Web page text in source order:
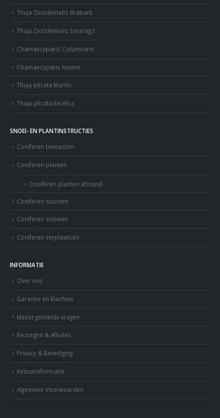
Thuja Occidentalis Brabant
Thuja Occidentalis Smaragd
Chamaecyparis Columnaris
Chamaecyparis Ivonne
Thuja plicata Martin
Thuja plicata Excelsa
SNOEI- EN PLANTINSTRUCTIES
Coniferen bemesten
Coniferen planten
Coniferen planten afstand
Coniferen soorten
Coniferen snoeien
Coniferen verplaatsen
INFORMATIE
Over ons
Garantie en klachten
Meest gestelde vragen
Bezorgen & Afhalen
Privacy & Beveiliging
Retourinformatie
Algemene Voorwaarden